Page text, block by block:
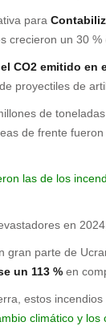
para
un 30
CO2 emitido
proyectiles de
de
de frente fueron
las de los
en
parte de
un 113 % en
estos
climático y